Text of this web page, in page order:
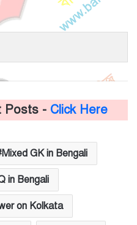
Posts - Click Here
Mixed GK in Bengali
in Bengali
on Kolkata